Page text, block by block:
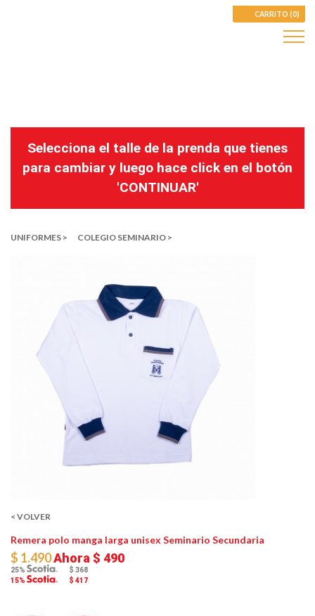
CARRITO (0)
Selecciona el talle de la prenda que tienes
para cambiar y luego hace click en el botón
'CONTINUAR'
UNIFORMES > COLEGIO SEMINARIO >
< VOLVER
Remera polo manga larga unisex Seminario Secundaria
$ 1.490Ahora $ 490
25%
$ 368
15%
$ 417